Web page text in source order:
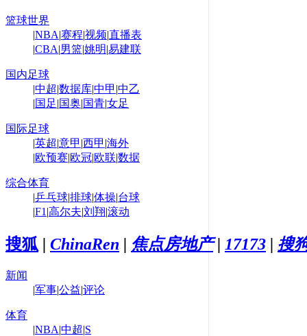
篮球世界
|NBA|赛程|视频|直播表
|CBA|男篮|姚明|易建联
国内足球
|中超|数据库|中甲 |中乙
|国足|国奥|国青|女足
国际足球
|英超|意甲 |西甲 |海外
|欧预赛|欧冠|欧联|数据
综合体育
|乒乓球|排球|体操|台球
|F1 |高尔夫|刘翔|滚动
搜狐 | ChinaRen | 焦点房地产| 17173 | 搜
新闻
|军事|公益|评论
体育
|NBA|中超|S